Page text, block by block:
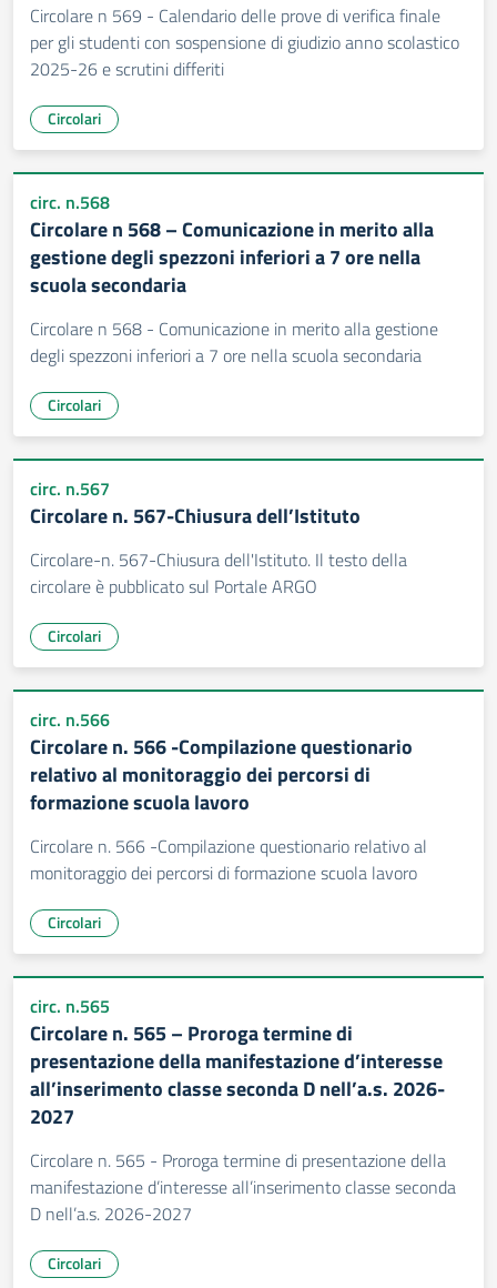
Circolare n 569 - Calendario delle prove di verifica finale
per gli studenti con sospensione di giudizio anno scolastico
2025-26 e scrutini differiti
Circolari
circ. n.568
Circolare n 568 – Comunicazione in merito alla
gestione degli spezzoni inferiori a 7 ore nella
scuola secondaria
Circolare n 568 - Comunicazione in merito alla gestione
degli spezzoni inferiori a 7 ore nella scuola secondaria
Circolari
circ. n.567
Circolare n. 567-Chiusura dell’Istituto
Circolare-n. 567-Chiusura dell'Istituto. Il testo della
circolare è pubblicato sul Portale ARGO
Circolari
circ. n.566
Circolare n. 566 -Compilazione questionario
relativo al monitoraggio dei percorsi di
formazione scuola lavoro
Circolare n. 566 -Compilazione questionario relativo al
monitoraggio dei percorsi di formazione scuola lavoro
Circolari
circ. n.565
Circolare n. 565 – Proroga termine di
presentazione della manifestazione d’interesse
all’inserimento classe seconda D nell’a.s. 2026-
2027
Circolare n. 565 - Proroga termine di presentazione della
manifestazione d’interesse all’inserimento classe seconda
D nell’a.s. 2026-2027
Circolari